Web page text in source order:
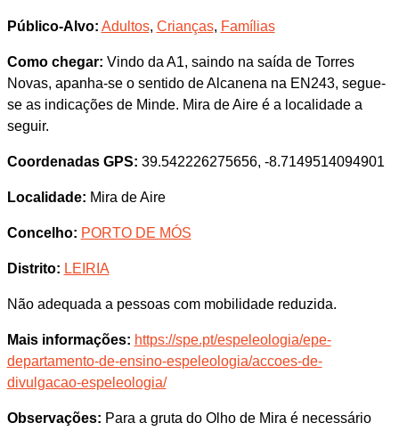
Público-Alvo: Adultos, Crianças, Famílias
Como chegar: Vindo da A1, saindo na saída de Torres
Novas, apanha-se o sentido de Alcanena na EN243, segue-
se as indicações de Minde. Mira de Aire é a localidade a
seguir.
Coordenadas GPS: 39.542226275656, -8.7149514094901
Localidade: Mira de Aire
Concelho: PORTO DE MÓS
Distrito: LEIRIA
Não adequada a pessoas com mobilidade reduzida.
Mais informações: https://spe.pt/espeleologia/epe-
departamento-de-ensino-espeleologia/accoes-de-
divulgacao-espeleologia/
Observações: Para a gruta do Olho de Mira é necessário